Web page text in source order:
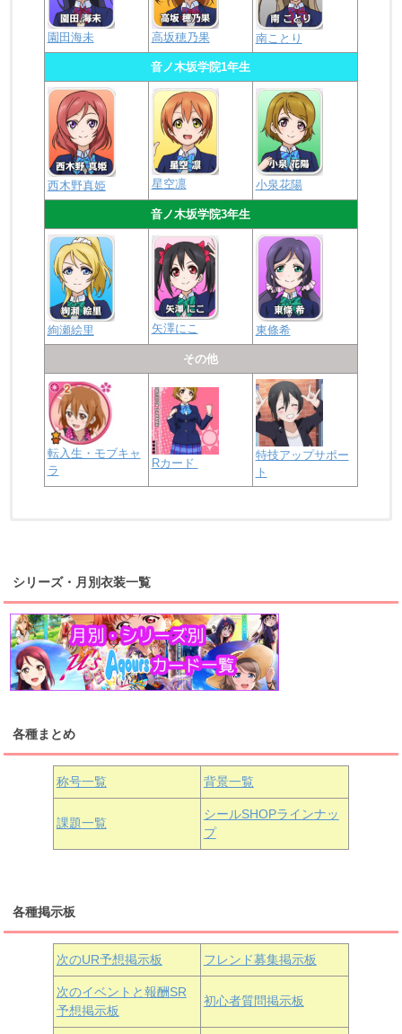
園田海未 高坂穂乃果 南ことり
音ノ木坂学院1年生
西木野真姫 星空凛 小泉花陽
音ノ木坂学院3年生
絢瀬絵里 矢澤にこ 東條希
その他
転入生・モブキャ
ラ
Rカード
特技アップサポー
ト
桜内梨子 高海千歌 渡辺曜
浦の星女学院1年生
津島善子 黒澤ルビィ
浦の星女学院3年生
黒澤ダイヤ
上原歩夢 宮下愛 優木せつ菜
虹ヶ咲学園1年生
中須かすみ 天王寺璃奈
朝香果林 近江彼方 エマ・ヴェルデ
シリーズ・月別衣装一覧
各種まとめ
称号一覧 背景一覧
課題一覧
シールSHOPラインナッ
プ
各種掲示板
次のUR予想掲示板 フレンド募集掲示板
次のイベントと報酬SR
予想掲示板
初心者質問掲示板